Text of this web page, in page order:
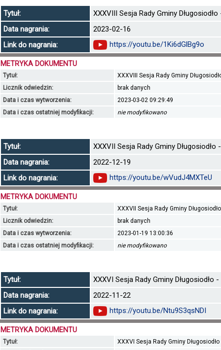
Tytuł:
XXXVIII Sesja Rady Gminy
Data nagrania:
2023-02-16
Link do nagrania:
https://youtu.be/1Ki6dGlBg9o
METRYKA DOKUMENTU
Tytuł:
XXXVIII Sesja Rady Gminy
Licznik odwiedzin:
brak danych
Data i czas wytworzenia:
2023-03-02 09:29:49
Data i czas ostatniej modyfikacji:
nie modyfikowano
Tytuł:
XXXVII Sesja Rady Gminy
Data nagrania:
2022-12-19
Link do nagrania:
https://youtu.be/wVudJ4MXTeU
METRYKA DOKUMENTU
Tytuł:
XXXVII Sesja Rady Gminy
Licznik odwiedzin:
brak danych
Data i czas wytworzenia:
2023-01-19 13:00:36
Data i czas ostatniej modyfikacji:
nie modyfikowano
Tytuł:
XXXVI Sesja Rady Gminy Długosiodło
Data nagrania:
2022-11-22
Link do nagrania:
https://youtu.be/Ntu9S3qsNDI
METRYKA DOKUMENTU
Tytuł:
XXXVI Sesja Rady Gminy